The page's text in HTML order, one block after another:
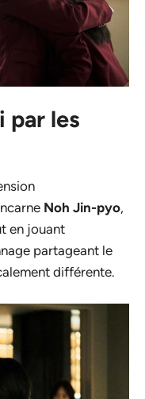
par les
Noh Jin-pyo,
en jouant
partageant le
différente.